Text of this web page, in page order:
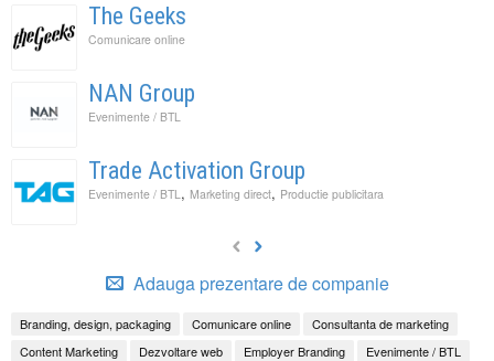
The Geeks
Comunicare online
NAN Group
Evenimente / BTL
Trade Activation Group
Evenimente / BTL , Marketing direct, Productie publicitara
Adauga prezentare de companie
Branding, design, packaging Comunicare online
Consultanta de marketing
Content Marketing
Dezvoltare web Employer Branding
Evenimente / BTL